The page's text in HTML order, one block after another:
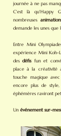
journée à ne pas
C'est là qu'Happy
nombreuses
demande les unes que
Entre Mini
expérience Mini Koh-
des défisfun et
place à la créativité
touche magique
encore plus de
éphémères raviront
Un événement sur-